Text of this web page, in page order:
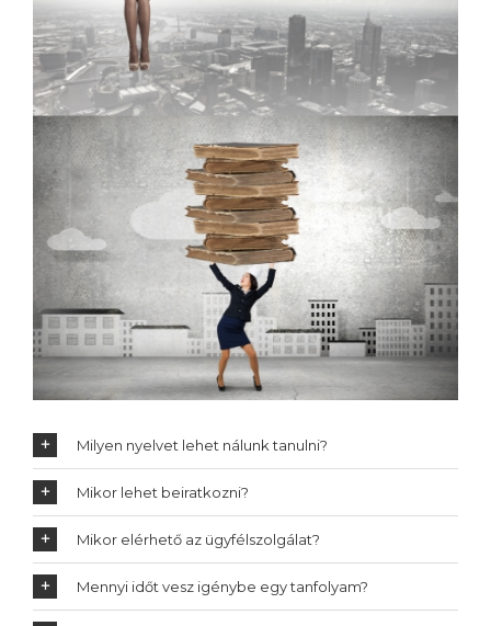
Milyen nyelvet lehet nálunk tanulni?
Mikor lehet beiratkozni?
Mikor elérhető az ügyfélszolgálat?
Mennyi időt vesz igénybe egy tanfolyam?